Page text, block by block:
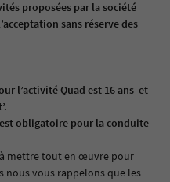
proposées par la société
sans réserve des
l’activité Quad est 16 ans et
obligatoire pour la conduite
à mettre tout en œuvre pour
nous vous rappelons que les